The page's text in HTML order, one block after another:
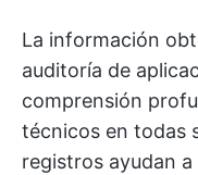
La información
auditoría de
comprensión
técnicos en todas
registros ayudan